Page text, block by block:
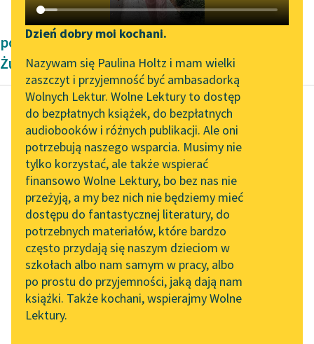
Katalog DAISY
Podkasty o książkach
Zgłoś brak utworu
Aktualności
Zapraszamy na spotkanie
online z tłumaczkami
literatury skandynawskiej
Spotkanie z Katarzyną
Tunkiel w Oslo
Wolne Lektury na 32.
Pol’and’Rock Festivalu
„Kochanek Lady
Chatterley” do słuchania
na Wolnych Lekturach
Nowy audiobook –
„Marzenie o Oriencie”
Narzędzia
Mapa Wolnych Lektur
Leśmianator
Przewodnik dla piszących i
czytających
API
OAI-PMH
Widget Wolnych Lektur
Przypisy
Dzień dobry moi kochani.
Nazywam się Paulina Holtz i mam wielki
zaszczyt i przyjemność być ambasadorką
Wolnych Lektur. Wolne Lektury to dostęp
do bezpłatnych książek, do bezpłatnych
audiobooków i różnych publikacji. Ale oni
potrzebują naszego wsparcia. Musimy nie
tylko korzystać, ale także wspierać
finansowo Wolne Lektury, bo bez nas nie
przeżyją, a my bez nich nie będziemy mieć
dostępu do fantastycznej literatury, do
potrzebnych materiałów, które bardzo
często przydają się naszym dzieciom w
szkołach albo nam samym w pracy, albo
po prostu do przyjemności, jaką dają nam
książki. Także kochani, wspierajmy Wolne
Lektury.
powieści dla dzieci i młodzieży Zofii
Żurakowskiej
Zofia Żurakowska
Pożegnanie domu
Wtenczas to, właśnie
kiedy była mowa o
paleniu, Nik
przypomniał sobie
sztandar. Tę
chorągiew, którą...